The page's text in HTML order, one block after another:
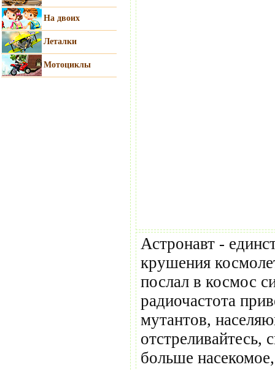
На двоих
Леталки
Мотоциклы
Астронавт -
крушения
послал в космос
радиочастота
мутантов,
отстреливайтесь,
больше